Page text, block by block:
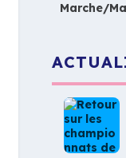
Marche/